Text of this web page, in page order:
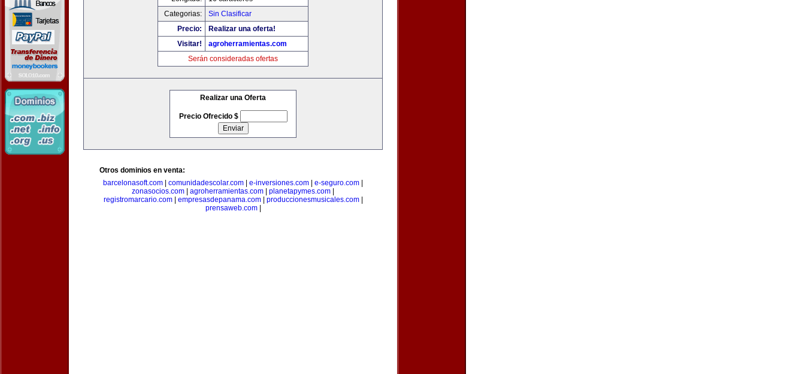
Categorias:
Sin Clasificar
Precio:
Realizar una oferta!
Visitar!
agroherramientas.com
Serán consideradas ofertas
Realizar una Oferta
Precio Ofrecido $
Otros dominios en venta:
barcelonasoft.com
comunidadescolar.com e-inversiones.com e-seguro.com
zonasocios.com
agroherramientas.com planetapymes.com
registromarcario.com| empresasdepanama.com| produccionesmusicales.com|
prensaweb.com|